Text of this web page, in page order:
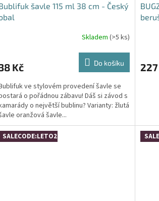
šavle 115 ml 38 cm - Český
Skladem (>5 ks)
Kč Do košíku
ve stylovém provedení šavle se
o pořádnou zábavu! Dáš si závod s
o největší bublinu? Varianty: žlutá
oranžová šavle...
SALECODE:LETO26:4:%